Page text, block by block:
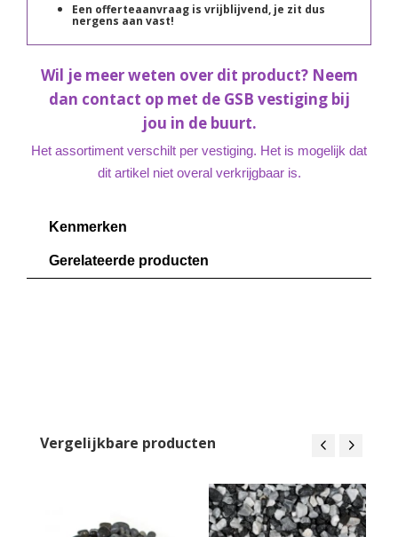
Een offerteaanvraag is vrijblijvend, je zit dus
nergens aan vast!
Wil je meer weten over dit product? Neem
dan contact op met de GSB vestiging bij
jou in de buurt.
Het assortiment verschilt per vestiging. Het is mogelijk dat
dit artikel niet overal verkrijgbaar is.
Kenmerken
Gerelateerde producten
Vergelijkbare producten